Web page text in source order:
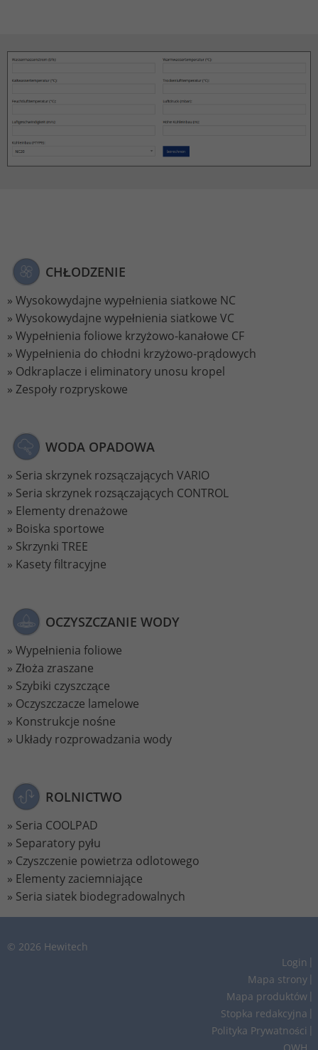
CHŁODZENIE
Wysokowydajne wypełnienia siatkowe NC
Wysokowydajne wypełnienia siatkowe VC
Wypełnienia foliowe krzyżowo-kanałowe CF
Wypełnienia do chłodni krzyżowo-prądowych
Odkraplacze i eliminatory unosu kropel
Zespoły rozpryskowe
WODA OPADOWA
Seria skrzynek rozsączających VARIO
Seria skrzynek rozsączających CONTROL
Elementy drenażowe
Boiska sportowe
Skrzynki TREE
Kasety filtracyjne
OCZYSZCZANIE WODY
Wypełnienia foliowe
Złoża zraszane
Szybiki czyszczące
Oczyszczacze lamelowe
Konstrukcje nośne
Układy rozprowadzania wody
ROLNICTWO
Seria COOLPAD
Separatory pyłu
Czyszczenie powietrza odlotowego
Elementy zaciemniające
Seria siatek biodegradowalnych
© 2026 Hewitech
Login
Mapa strony
Mapa produktów
Stopka redakcyjna
Polityka Prywatności